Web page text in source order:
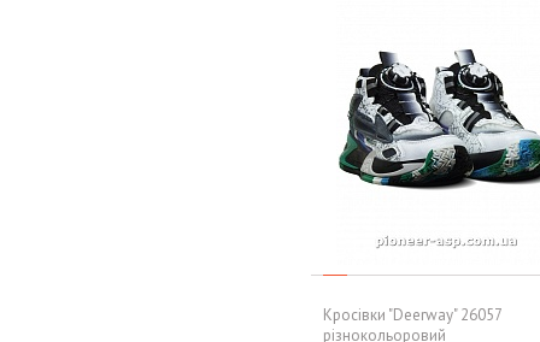
Кросівки "Deerway" 26057
різнокольоровий